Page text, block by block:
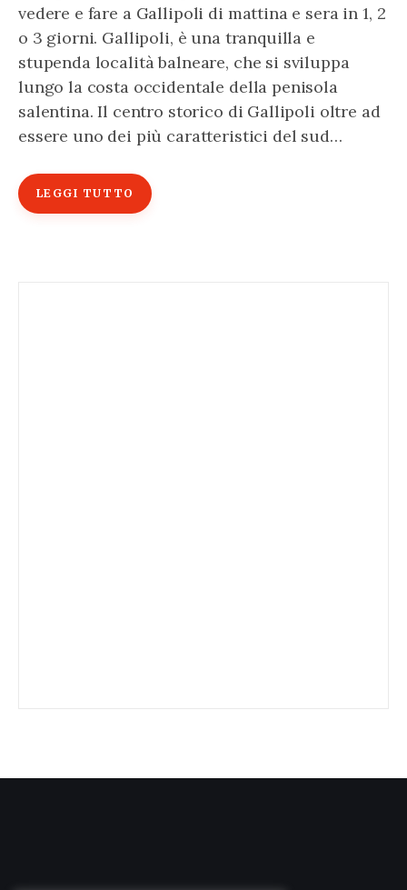
vedere e fare a Gallipoli di mattina e sera in 1, 2
o 3 giorni. Gallipoli, è una tranquilla e
stupenda località balneare, che si sviluppa
lungo la costa occidentale della penisola
salentina. Il centro storico di Gallipoli oltre ad
essere uno dei più caratteristici del sud…
LEGGI TUTTO